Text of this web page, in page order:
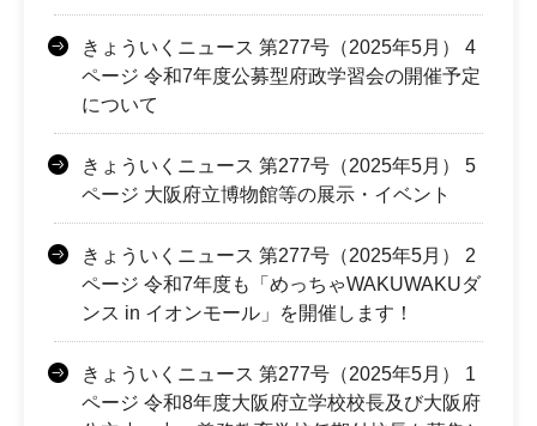
きょういくニュース 第277号（2025年5月） 4
ページ 令和7年度公募型府政学習会の開催予定
について
きょういくニュース 第277号（2025年5月） 5
ページ 大阪府立博物館等の展示・イベント
きょういくニュース 第277号（2025年5月） 2
ページ 令和7年度も「めっちゃWAKUWAKUダ
ンス in イオンモール」を開催します！
きょういくニュース 第277号（2025年5月） 1
ページ 令和8年度大阪府立学校校長及び大阪府